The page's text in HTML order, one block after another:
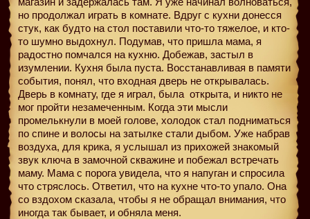
но продолжал играть в комнате. Вдруг с кухни донесся
стук, как будто на стол поставили что-то тяжелое, и кто-
то шумно выдохнул. Подумав, что пришла мама, я
радостно помчался на кухню. Добежав, застыл в
изумлении. Кухня была пуста. Восстанавливая в памяти
события, понял, что входная дверь не открывалась.
Дверь в комнату, где я играл, была открыта, и никто не
мог пройти незамеченным. Когда эти мысли
промелькнули в моей голове, холодок стал подниматься
по спине и волосы на затылке стали дыбом. Уже набрав
воздуха, для крика, я услышал из прихожей знакомый
звук ключа в замочной скважине и побежал встречать
маму. Мама с порога увидела, что я напуган и спросила
что стряслось. Ответил, что на кухне что-то упало. Она
со вздохом сказала, чтобы я не обращал внимания, что
иногда так бывает, и обняла меня.